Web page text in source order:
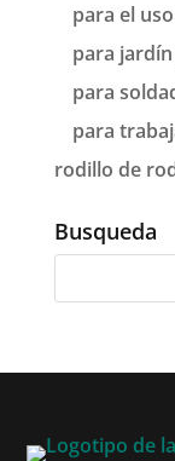
para el
para
para
para
rodillo de
Busqueda